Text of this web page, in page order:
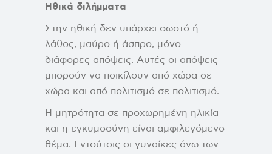
Ηθικά διλήμματα
Στην ηθική δεν υπάρχει σωστό ή
λάθος, μαύρο ή άσπρο, μόνο
διάφορες απόψεις. Αυτές οι απόψεις
μπορούν να ποικίλουν από χώρα σε
χώρα και από πολιτισμό σε πολιτισμό.
Η μητρότητα σε προχωρημένη ηλικία
και η εγκυμοσύνη είναι αμφιλεγόμενο
θέμα. Εντούτοις οι γυναίκες άνω των